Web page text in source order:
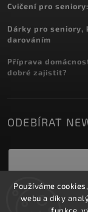
Používáme
webu a díky
Cvičení pro
Dárky pro seniory,
darováním
Příprava
dobré zajistit?
ODEBÍRAT